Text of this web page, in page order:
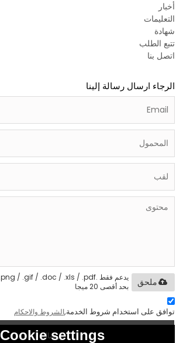
أخبار
التعليمات
شهادة
تتبع الطلب
اتصل بنا
الرجاء ارسال رسالة إلينا
بحد أقصى 20 ميجا
ملحق
توافق على استخدام شروط الخدمة,الشروط والاحكام
إرسال
Cookie settings